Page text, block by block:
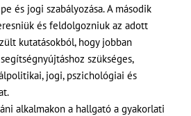
és jogi szabályozása. A második
és feldolgozniuk az adott
kutatásokból, hogy jobban
szükséges,
jogi, pszichológiai és
alkalmakon a hallgató a gyakorlati